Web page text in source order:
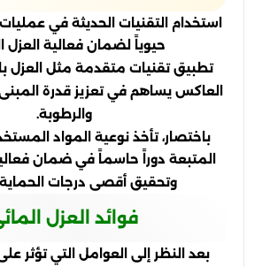
استخدام التقنيات الحديثة في عمليات
حيوياً لضمان فعالية العزل
تطبيق تقنيات متقدمة مثل العزل
العاكس يساهم في تعزيز قدرة
والرطوبة.
باختصار، تأخذ نوعية المواد
المتبعة دوراً حاسماً في ضمان
وتحقيق أقصى درجات
فوائد العزل
بعد النظر إلى العوامل التي تؤثر